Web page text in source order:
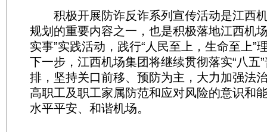
积极开展防诈反诈系列宣传活动是江西机
规划的重要内容之一，也是积极落地江西机
实事”实践活动，践行“人民至上，生命至上”
下一步，江西机场集团将继续贯彻落实“八五
排，坚持关口前移、预防为主，大力加强法
高职工及职工家属防范和应对风险的意识和
水平平安、和谐机场。